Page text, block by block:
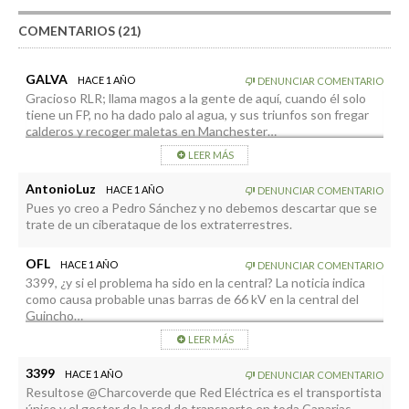
COMENTARIOS (21)
GALVA HACE 1 AÑO DENUNCIAR COMENTARIO
Gracioso RLR; llama magos a la gente de aquí, cuando él solo
tiene un FP, no ha dado palo al agua, y sus triunfos son fregar
calderos y recoger maletas en Manchester…
Vaya con los pagafantas.
LEER MÁS
AntonioLuz HACE 1 AÑO DENUNCIAR COMENTARIO
Pues yo creo a Pedro Sánchez y no debemos descartar que se
trate de un ciberataque de los extraterrestres.
OFL HACE 1 AÑO DENUNCIAR COMENTARIO
3399, ¿y si el problema ha sido en la central? La noticia indica
como causa probable unas barras de 66 kV en la central del
Guincho…
Por fortuna esta gente no maneja barras de boro…
LEER MÁS
3399 HACE 1 AÑO DENUNCIAR COMENTARIO
Resultose @Charcoverde que Red Eléctrica es el transportista